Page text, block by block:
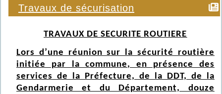
Travaux de sécurisation
TRAVAUX DE SECURITE ROUTIERE
Lors d’une réunion sur la sécurité routière
initiée par la commune, en présence des
services de la Préfecture, de la DDT, de la
Gendarmerie et du Département, douze